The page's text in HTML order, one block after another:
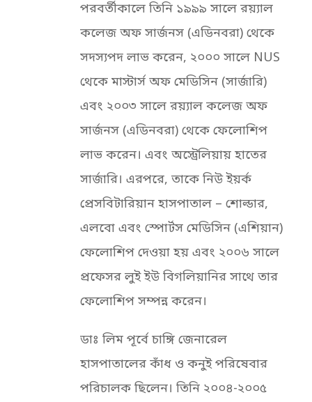
পরবর্তীকালে তিনি ১৯৯৯ সালে রয়্যাল
কলেজ অফ সার্জনস (এডিনবরা) থেকে
সদস্যপদ লাভ করেন, ২০০০ সালে NUS
থেকে মাস্টার্স অফ মেডিসিন (সার্জারি)
এবং ২০০৩ সালে রয়্যাল কলেজ অফ
সার্জনস (এডিনবরা) থেকে ফেলোশিপ
লাভ করেন। এবং অস্ট্রেলিয়ায় হাতের
সার্জারি। এরপরে, তাকে নিউ ইয়র্ক
প্রেসবিটারিয়ান হাসপাতাল – শোল্ডার,
এলবো এবং স্পোর্টস মেডিসিন (এশিয়ান)
ফেলোশিপ দেওয়া হয় এবং ২০০৬ সালে
প্রফেসর লুই ইউ বিগলিয়ানির সাথে তার
ফেলোশিপ সম্পন্ন করেন।
ডাঃ লিম পূর্বে চাঙ্গি জেনারেল
হাসপাতালের কাঁধ ও কনুই পরিষেবার
পরিচালক ছিলেন। তিনি ২০০৪-২০০৫